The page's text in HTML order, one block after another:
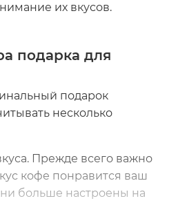
их вкусов.
подарка для
подарок
несколько
Прежде всего важно
кофе понравится ваш
больше настроены на